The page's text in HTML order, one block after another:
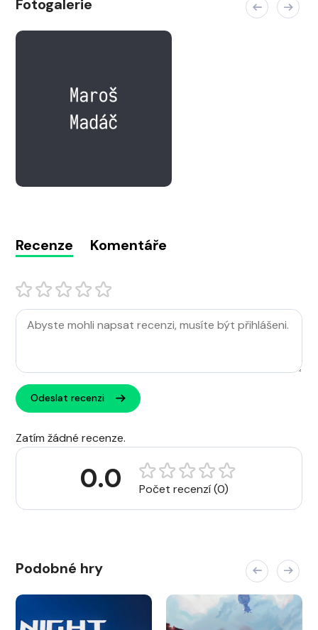
Fotogalerie
Recenze Komentáře
Odeslat recenzi
Zatím žádné recenze.
0.0 Počet recenzí (0)
Podobné hry